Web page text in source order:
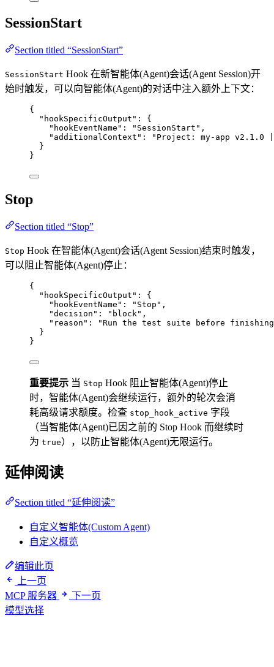
SessionStart
Section titled “SessionStart”
SessionStart Hook 在新智能体(Agent)会话(Agent Session)开
始时触发，可以向智能体(Agent)的对话中注入额外上下文：
{
"hookSpecificOutput" : {
"hookEventName" : " SessionStart " ,
"additionalContext" : " Project: my-app v2.1.0
}
}
Stop
Section titled “Stop”
Stop Hook 在智能体(Agent)会话(Agent Session)结束时触发，
可以阻止智能体(Agent)停止：
{
"hookSpecificOutput" : {
"hookEventName" : " Stop " ,
"decision" : " block" ,
"reason" : "Run the test suite before finishing
}
}
重要提示 当 Stop Hook 阻止智能体(Agent)停止
时，智能体(Agent)会继续运行，额外的轮次会消
耗高级请求额度。检查 stop_hook_active 字段
（当智能体(Agent)已因之前的 Stop Hook 而继续时
为 true），以防止智能体(Agent)无限运行。
延伸阅读
Section titled “延伸阅读”
自定义智能体(Custom Agent)
自定义概览
编辑此页
上一页
MCP 服务器
下一页
模型选择